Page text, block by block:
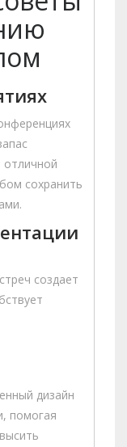
отличной
сохранить
создает
дизайн
помогая